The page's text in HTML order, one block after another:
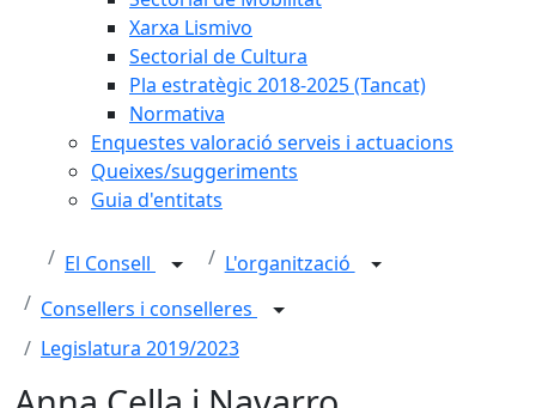
Xarxa Lismivo
Sectorial de Cultura
Pla estratègic 2018-2025 (Tancat)
Normativa
Enquestes valoració serveis i actuacions
Queixes/suggeriments
Guia d'entitats
El Consell
L'organització
Consellers i conselleres
Legislatura 2019/2023